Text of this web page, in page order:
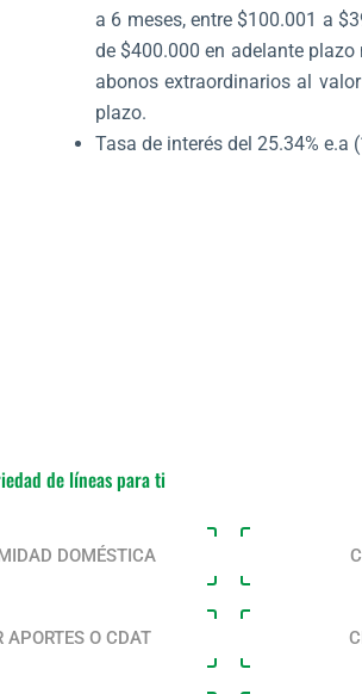
a 6 meses, entre $100.001 a
de $400.000 en adelante
abonos extraordinarios al
plazo.
Tasa de interés del 25.34% e.a
de líneas para ti
DOMÉSTICA
APORTES O CDAT